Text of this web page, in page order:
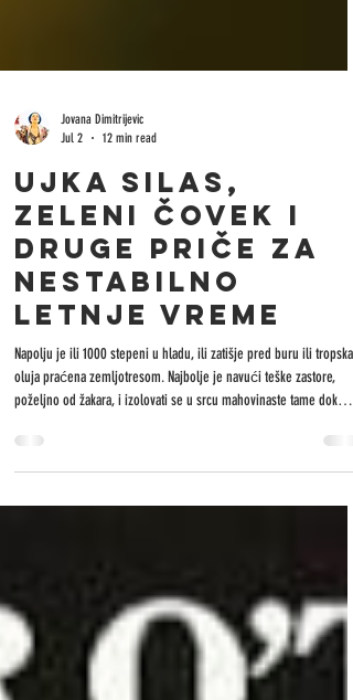
Jul 2
12 min read
UJKA SILAS,
ZELENI ČOVEK I
DRUGE PRIČE ZA
NESTABILNO
LETNJE VREME
Napolju je ili 1000 stepeni u hladu, ili zatišje pred buru ili tropska
poželjno od žakara, i izolovati se u srcu mahovinaste tame dok
napolju prži sunce ili pucaju munje i gromovi. Ako ne preti previše